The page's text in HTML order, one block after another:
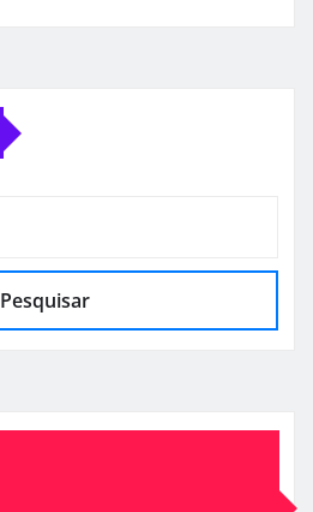
Pesquisar